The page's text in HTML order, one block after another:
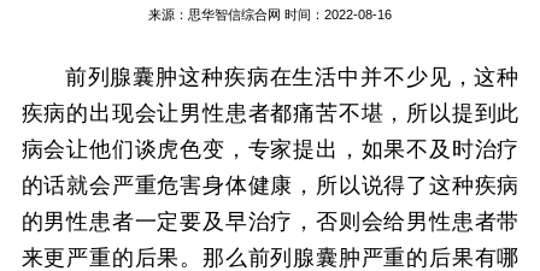
来源： 思华智信综合网 时间：2022-08-16
前列腺囊肿这种疾病在生活中并不少见，这种
疾病的出现会让男性患者都痛苦不堪，所以提到此
病会让他们谈虎色变，专家提出，如果不及时治疗
的话就会严重危害身体健康，所以说得了这种疾病
的男性患者一定要及早治疗，否则会给男性患者带
来更严重的后果。那么前列腺囊肿严重的后果有哪